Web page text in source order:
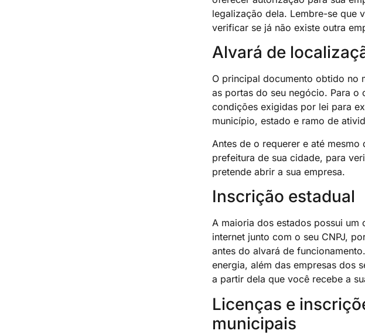
legalização dela. Lembre-se que
verificar se já não existe outra
Alvará de
O principal documento obtido no
as portas do seu negócio. Para o
condições exigidas por lei para
município, estado e ramo de
Antes de o requerer e até
prefeitura de sua cidade, para
pretende abrir a sua empresa.
Inscrição estadual
A maioria dos estados possui um
internet junto com o seu CNPJ,
antes do alvará de
energia, além das empresas dos
a partir dela que você recebe a
Licenças e
municipais